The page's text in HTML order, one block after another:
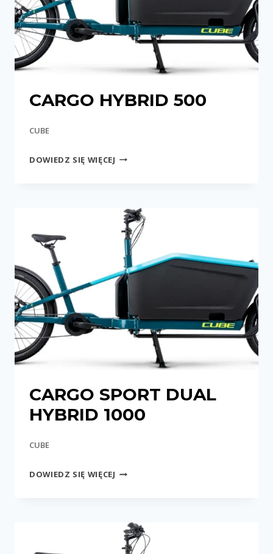
CARGO HYBRID 500
CUBE
DOWIEDZ SIĘ WIĘCEJ CARGO
CARGO SPORT DUAL
HYBRID 1000
CUBE
DOWIEDZ SIĘ WIĘCEJ CARGO
1000